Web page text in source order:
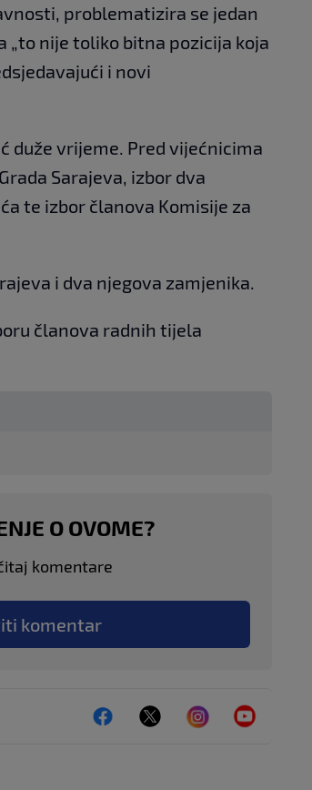
problematizira se jedan
„to nije toliko bitna pozicija koja
i novi
duže vrijeme. Pred vijećnicima
Sarajeva, izbor dva
te izbor članova Komisije za
i dva njegova zamjenika.
članova radnih tijela
O OVOME?
komentare
komentar